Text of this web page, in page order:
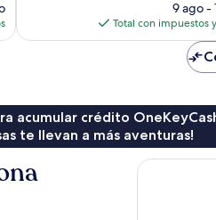
precio
actual
es
$81
9 ago -
Total con impuestos
acumular crédito
te llevan a más aventuras!